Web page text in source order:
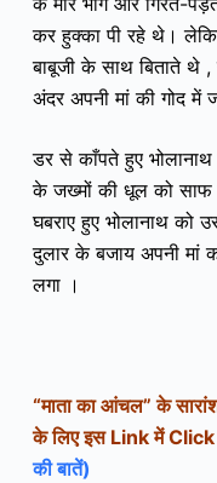
कर हुक्का पी रहे थे।
बाबूजी के साथ बिताते थे
अंदर अपनी मां की गोद में
डर से काँपते हुए
के जख्मों की धूल को साफ
घबराए हुए भोलानाथ को
दुलार के बजाय अपनी मां
लगा ।
“माता का आंचल” के
के लिए इस Link में Click
की बातें)